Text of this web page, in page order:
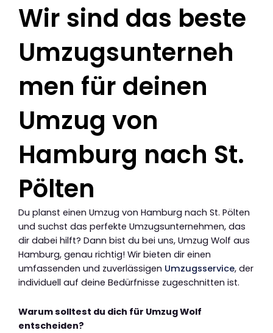
Wir sind das beste
Umzugsunterneh
men für deinen
Umzug von
Hamburg nach St.
Pölten
Du planst einen Umzug von Hamburg nach St. Pölten
und suchst das perfekte Umzugsunternehmen, das
dir dabei hilft? Dann bist du bei uns, Umzug Wolf aus
Hamburg, genau richtig! Wir bieten dir einen
umfassenden und zuverlässigen Umzugsservice, der
individuell auf deine Bedürfnisse zugeschnitten ist.
Warum solltest du dich für Umzug Wolf
entscheiden?